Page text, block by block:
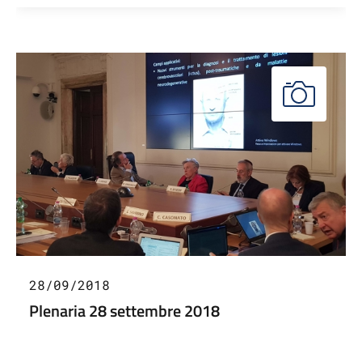
28/09/2018
Plenaria 28 settembre 2018